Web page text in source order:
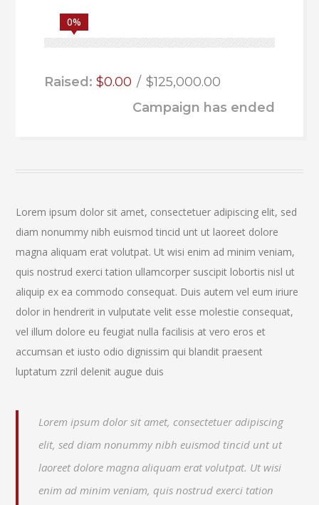
0%
Raised:$0.00
$125,000.00
Campaign has ended
Lorem ipsum dolor sit amet, consectetuer adipiscing elit, sed
diam nonummy nibh euismod tincid unt ut laoreet dolore
magna aliquam erat volutpat. Ut wisi enim ad minim veniam,
quis nostrud exerci tation ullamcorper suscipit lobortis nisl ut
aliquip ex ea commodo consequat. Duis autem vel eum iriure
dolor in hendrerit in vulputate velit esse molestie consequat,
vel illum dolore eu feugiat nulla facilisis at vero eros et
accumsan et iusto odio dignissim qui blandit praesent
luptatum zzril delenit augue duis
Lorem ipsum dolor sit amet, consectetuer adipiscing
elit, sed diam nonummy nibh euismod tincid unt ut
laoreet dolore magna aliquam erat volutpat. Ut wisi
enim ad minim veniam, quis nostrud exerci tation